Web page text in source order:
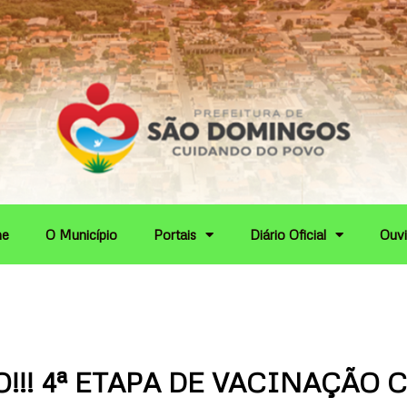
O Município Portais Diário Oficial
4ª ETAPA DE VACINAÇÃO